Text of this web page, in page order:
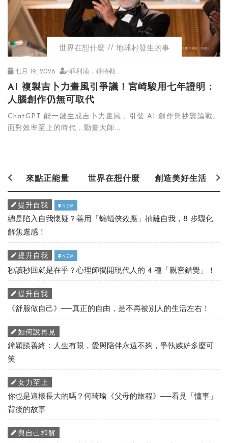
世界在想什麼 地球村發生的事
七月 19, 2026 菲利浦．科特勒
AI 複製吉卜力畫風引爭議！宮崎駿用七年證明：
人腦創作仍無可取代
ChatGPT 能一鍵生成吉卜力畫風，引發 AI 創作與抄襲論戰。
面對效率至上的時代，動畫大師...
來點正能量 世界在想什麼 創造美好生活
提升自我 NEW
總是陷入自我懷疑？善用「蝙蝠俠效應」抽離自我，8 步驟化
解焦慮感！
提升自我 NEW
秒讀秒回就是在乎？心理師揭開現代人的 4 種「親密錯覺」！
提升自我
《舒服做自己》──真正的自由，是不再被別人的生活左右！
如何說再見
鐘穎談善終：人生有限，愛與陪伴永遠不夠，爭執嫉妒多麼可
笑
女力至上
你也是這樣長大的嗎？何琦瑜《父母的旅程》──看見「懂事」
背後的故事
與自己和解